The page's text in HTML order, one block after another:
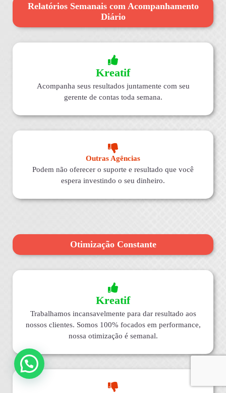
Relatórios Semanais com Acompanhamento
Diário
Kreatif
Acompanha seus resultados juntamente com seu
gerente de contas toda semana.
Outras Agências
Podem não oferecer o suporte e resultado que você
espera investindo o seu dinheiro.
Otimização Constante
Kreatif
Trabalhamos incansavelmente para dar resultado aos
nossos clientes. Somos 100% focados em performance,
nossa otimização é semanal.